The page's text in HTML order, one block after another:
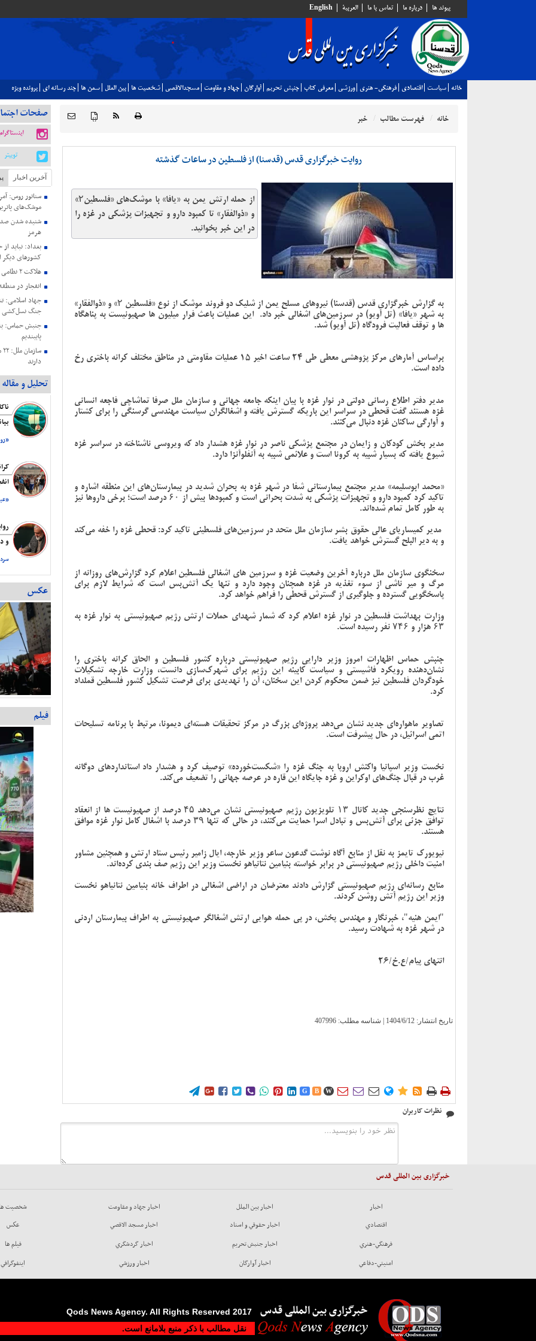
پيوند ها درباره ما تماس با ما العربية English
خانه سياست اقتصادي فرهنگي- هنري ورزشي معرفي كتاب جنبش تحريم آوارگان جهاد و مقاومت مسجدالاقصي شخصيت ها بين الملل سمن ها چند رسانه اي پرونده ويژه
{ } خانه فهرست مطالب خبر
روایت خبرگزاری قدس (قدسنا) از فلسطین در ساعات گذشته
از حمله ارتش یمن به «یافا» با موشک‌های «فلسطین۲»
و «ذوالفقار» تا کمبود دارو و تجهیزات پزشکی در غزه را
در این خبر بخوانید.
به گزارش خبرگزاری قدس (قدسنا) نیروهای مسلح یمن از شلیک دو فروند موشک از نوع «فلسطین ۲» و «ذوالفقار»
به شهر «یافا» (تل آویو) در سرزمین‌های اشغالی خبر داد. این عملیات باعث فرار میلیون ها صهیونیست به پناهگاه
ها و توقف فعالیت فرودگاه (تل آویو) شد.
براساس آمارهای مرکز پژوهشی معطی طی 24 ساعت اخیر 15 عملیات مقاومتی در مناطق مختلف کرانه باختری رخ
داده است.
مدیر دفتر اطلاع رسانی دولتی در نوار غزه با بیان اینکه جامعه جهانی و سازمان ملل صرفا تماشاچی فاجعه انسانی
غزه هستند گفت قحطی در سراسر این باریکه گسترش یافته و اشغالگران سیاست مهندسی گرسنگی را برای کشتار
و آوارگی ساکنان غزه دنبال می‌کنند.
مدیر بخش کودکان و زایمان در مجتمع پزشکی ناصر در نوار غزه هشدار داد که ویروسی ناشناخته در سراسر غزه
شیوع یافته که بسیار شبیه به کرونا است و علائمی شبیه به آنفلوآنزا دارد.
«محمد ابوسلیمه» مدیر مجتمع بیمارستانی شفا در شهر غزه به بحران شدید در بیمارستان‌های این منطقه اشاره و
تاکید کرد کمبود دارو و تجهیزات پزشکی به شدت بحرانی است و کمبودها بیش از ۶۰ درصد است؛ برخی داروها نیز
به طور کامل تمام شده‌اند.
مدیر کمیساریای عالی حقوق بشر سازمان ملل متحد در سرزمین‌های فلسطینی تاکید کرد: قحطی غزه را خفه می‌کند
و به دیر البلح گسترش خواهد یافت.
سخنگوی سازمان ملل درباره آخرین وضعیت غزه و سرزمین های اشغالی فلسطین اعلام کرد گزارش‌های روزانه‌ از
مرگ و میر ناشی از سوء تغذیه در غزه همچنان وجود دارد و تنها یک آتش‌بس است که شرایط لازم برای
پاسخگویی گسترده و جلوگیری از گسترش قحطی را فراهم خواهد کرد.
وزارت بهداشت فلسطین در نوار غزه اعلام کرد که شمار شهدای حملات ارتش رژیم صهیونیستی به نوار غزه به
۶۳ هزار و ۷۴۶ نفر رسیده است.
جنبش حماس اظهارات امروز وزیر دارایی رژیم صهیونیستی درباره کشور فلسطین و الحاق کرانه باختری را
نشان‌دهنده رویکرد فاشیستی و سیاست کابینه این رژیم برای شهرک‌سازی دانست، وزارت خارجه تشکیلات
خودگردان فلسطین نیز ضمن محکوم کردن این سخنان، آن را تهدیدی برای فرصت تشکیل کشور فلسطین قملداد
کرد.
تصاویر ماهواره‌ای جدید نشان می‌دهد پروژه‌ای بزرگ در مرکز تحقیقات هسته‌ای دیمونا، مرتبط با برنامه تسلیحات
اتمی اسرائیل، در حال پیشرفت است.
نخست وزیر اسپانیا واکنش اروپا به جنگ غزه را «شکست‌خورده» توصیف کرد و هشدار داد استانداردهای دوگانه
غرب در قبال جنگ‌های اوکراین و غزه جایگاه این قاره در عرصه جهانی را تضعیف می‌کند.
نتایج نظرسنجی جدید کانال ۱۳ تلویزیون رژیم صهیونیستی نشان می‌دهد ۴۵ درصد از صهیونیست ها از انعقاد
توافق جزئی برای آتش‌بس و تبادل اسرا حمایت می‌کنند، در حالی که تنها ۳۹ درصد با اشغال کامل نوار غزه موافق
هستند.
نیویورک تایمز به نقل از منابع آگاه نوشت گدعون ساعر وزیر خارجه، ایال زامیر رئیس ستاد ارتش و همچنین مشاور
امنیت داخلی رژیم صهیونیستی در برابر خواسته بنیامین نتانیاهو نخست وزیر این رژیم صف بندی کرده‌اند.
منابع رسانه‌ای رژیم صهیونیستی گزارش دادند معترضان در اراضی اشغالی در اطراف خانه بنیامین نتانیاهو نخست
وزیر این رژیم آتش روشن کردند.
"ایمن هنیه"، خبرنگار و مهندس پخش، در پی حمله هوایی ارتش اشغالگر صهیونیستی به اطراف بیمارستان اردنی
در شهر غزه به شهادت رسید.
انتهای پیام/ع.خ/26
تاریخ انتشار:1404/6/12 | شناسه مطلب: 407996
        G B W        
نظرات کاربران
صفحات
اینستاگرام
توییتر
آخرین اخبار
سناتور روس:
موشک‌های
شنیده شدن
هرمز
بغداد: نباید
کشورهای دیگر
هلاکت ۲ نظامی صهیونیستی در جنوب لبنان
انفجار در
جنگ نسل‌کشی
جنبش حماس:
پایبندیم
دارند
حمایت هیئت
عزتمندانه مقام
بیانیه کمیته
فلسطین ریاست
شهادت هنیه
رسانه
بیانیه اتحادیه
اشغالگری به
هنیه
تحلیل و مقاله
و
عکس
فیلم
خبرگزاری بین المللی قدس
اخبار
اقتصادي
فرهنگي-هنري
امنيتي-دفاعي
اخبار بين الملل
اخبار حقوقي و اسناد
اخبار جنبش تحريم
اخبار آوارگان
اخبار جهاد و مقاومت
اخبار مسجد الاقصي
اخبار گردشگري
اخبار ورزشي
شخصيت
عكس
فيلم ها
اينفوگرافي
خبرگزاری بین المللی قدس
2017 Qods News Agency. All Rights Reserved
نقل مطالب با ذکر منبع بلامانع است.